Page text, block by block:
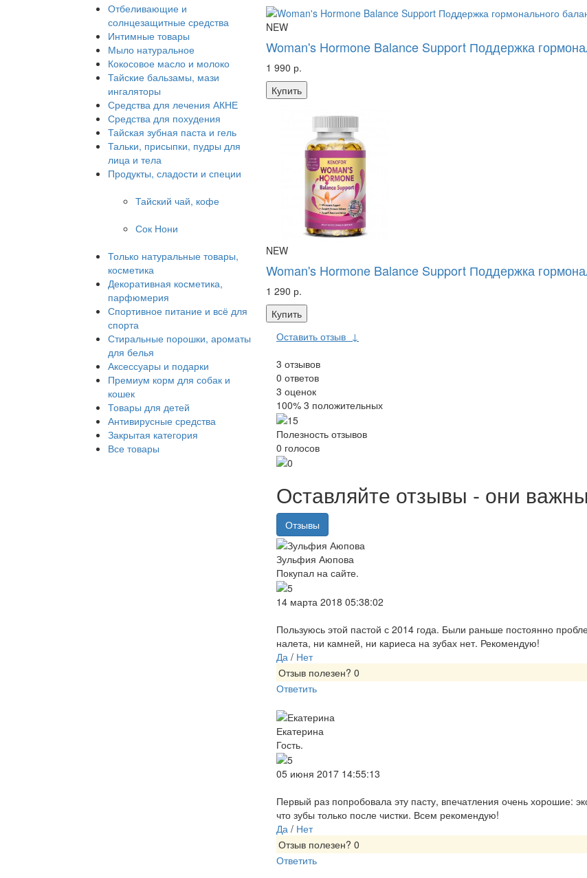
Отбеливающие и
солнцезащитные средства
Интимные товары
Мыло натуральное
Кокосовое масло и молоко
Тайские бальзамы, мази
ингаляторы
Средства для лечения АКНЕ
Средства для похудения
Тайская зубная паста и гель
Тальки, присыпки, пудры для
лица и тела
Продукты, сладости и специи
Тайский чай, кофе
Сок Нони
Только натуральные товары,
косметика
Декоративная косметика,
парфюмерия
Спортивное питание и всё для
спорта
Стиральные порошки, ароматы
для белья
Аксессуары и подарки
Премиум корм для собак и
кошек
Товары для детей
Антивирусные средства
Закрытая категория
Все товары
NEW
Woman's Hormone Balance Support Поддержка
1 990 р.
Купить
NEW
Woman's Hormone Balance Support Поддержка
1 290 р.
Купить
Оставить отзыв ↓
3 отзывов
0 ответов
3 оценок
100% 3 положительных
Полезность отзывов
0 голосов
Оставляйте отзывы - они
Отзывы
Зульфия Аюпова
Покупал на сайте.
14 марта 2018 05:38:02
Пользуюсь этой пастой с 2014 года. Были раньше постоянно
налета, ни камней, ни кариеса на зубах нет. Рекомендую!
Да / Нет
Отзыв полезен? 0
Ответить
Екатерина
Гость.
05 июня 2017 14:55:13
Первый раз попробовала эту пасту, впечатления очень хорошие:
что зубы только после чистки. Всем рекомендую!
Да / Нет
Отзыв полезен? 0
Ответить